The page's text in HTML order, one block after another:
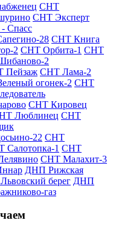
СНТ
СНТ Эксперт
Спасс
28 СНТ Книга
2 СНТ Орбита-1 СНТ
2
Пейзаж СНТ Лама-2
огонек-2 СНТ
СНТ Кировец
Люблинец СНТ
22 СНТ
Салотопка-1 СНТ
СНТ Малахит-3
ДНП Рижская
берег ДНП
газ